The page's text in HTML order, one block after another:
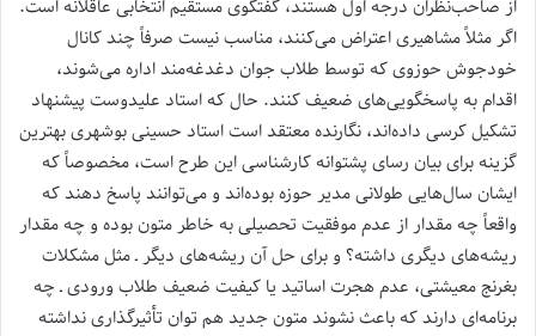
از صاحب‌نظران درجه اول هستند، گفتگوی مستقیم انتخابی عاقلانه است.
اگر مثلاً مشاهیری اعتراض می‌کنند، مناسب نیست صرفاً چند کانال
خودجوش حوزوی که توسط طلاب جوان دغدغه‌مند اداره می‌شوند،
اقدام به پاسخگویی‌های ضعیف کنند. حال که استاد علیدوست پیشنهاد
تشکیل کرسی داده‌اند، نگارنده معتقد است استاد حسینی بوشهری بهترین
گزینه برای بیان رسای پشتوانه کارشناسی این طرح است، مخصوصاً که
ایشان سال‌هایی طولانی مدیر حوزه بوده‌اند و می‌توانند پاسخ دهند که
واقعاً چه مقدار از عدم موفقیت تحصیلی به خاطر متون بوده و چه مقدار
ریشه‌های دیگری داشته؟ و برای حل آن ریشه‌های دیگر ـ مثل مشکلات
بغرنج معیشتی، عدم هجرت اساتید یا کیفیت ضعیف طلاب ورودی ـ چه
برنامه‌ای دارند که باعث نشوند متون جدید هم ‌توان تأثیرگذاری نداشته